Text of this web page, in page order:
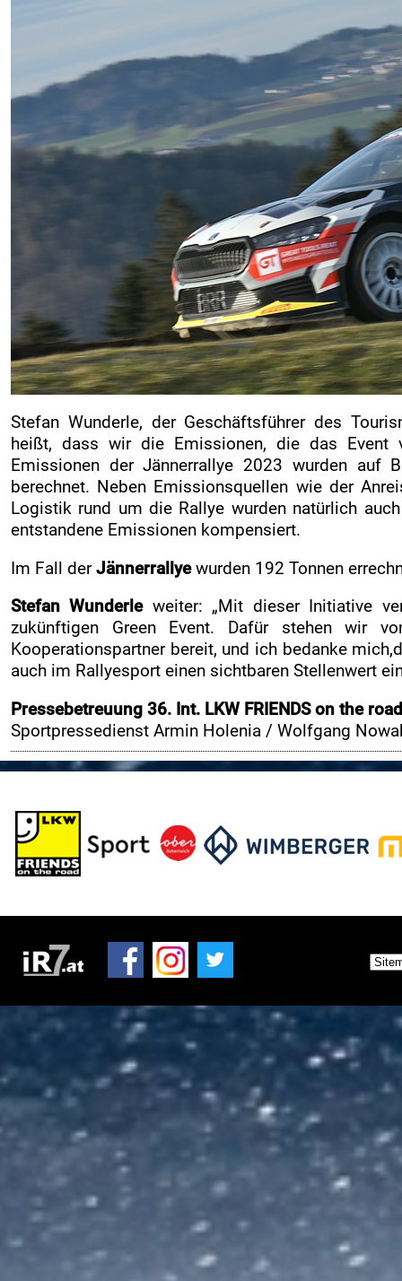
Merchandise Shop
Rallye-Journal
Zimmernachweis
PRESSE
Medienpartner
Pressefotos
Akkreditierung
Zeitplan
Streckenplan
SP Onboard Videos
Verkaufstellen
Ticket AGB
Merchandise Shop
Rallye-Journal
RCM
Motorsportclubs
Sponsoren / Partner
Rückblick
Live-Resultate
Jännerrallye APP
Zimmernachweis
Verkaufstellen
Merchandise Shop
Rallye-Journal
Archiv
Kontakt
Stefan Wunderle, der Geschäftsführer des
heißt, dass wir die Emissionen, die das Event
Emissionen der Jännerrallye 2023 wurden auf
berechnet. Neben Emissionsquellen wie der
Logistik rund um die Rallye wurden natürlich
entstandene Emissionen kompensiert.
Im Fall derJännerrallyewurden 192 Tonnen
Stefan Wunderleweiter: „Mit dieser Initiative
zukünftigen Green Event. Dafür stehen wir
Kooperationspartner bereit, und ich bedanke
auch im Rallyesport einen sichtbaren Stellenwert
Pressebetreuung 36. Int. LKW FRIENDS on the
Sportpressedienst Armin Holenia / Wolfgang Now